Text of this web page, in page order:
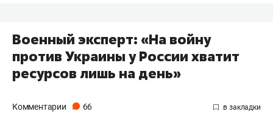
Военный эксперт: «На войну
против Украины у России хватит
ресурсов лишь на день»
Комментарии 66